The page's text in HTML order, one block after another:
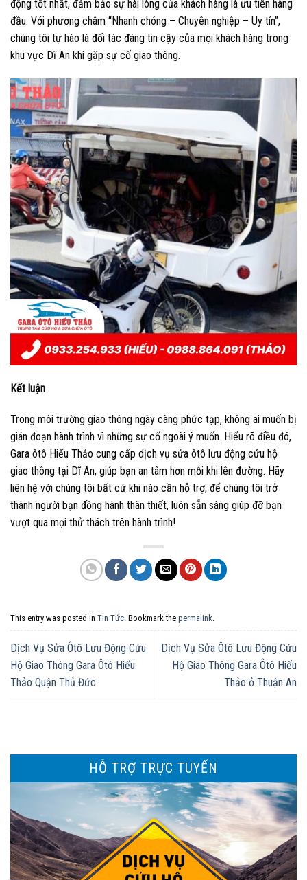
động tốt nhất, đảm bảo sự hài lòng của khách hàng là ưu tiên hàng
đầu. Với phương châm “Nhanh chóng – Chuyên nghiệp – Uy tín”,
chúng tôi tự hào là đối tác đáng tin cậy của mọi khách hàng trong
khu vực Dĩ An khi gặp sự cố giao thông.
Kết luận
Trong môi trường giao thông ngày càng phức tạp, không ai muốn bị
gián đoạn hành trình vì những sự cố ngoài ý muốn. Hiểu rõ điều đó,
Gara ôtô Hiếu Thảo cung cấp dịch vụ sửa ôtô lưu động cứu hộ
giao thông tại Dĩ An, giúp bạn an tâm hơn mỗi khi lên đường. Hãy
liên hệ với chúng tôi bất cứ khi nào cần hỗ trợ, để chúng tôi trở
thành người bạn đồng hành thân thiết, luôn sẵn sàng giúp đỡ bạn
vượt qua mọi thử thách trên hành trình!
This entry was posted in Tin Tức . Bookmark the permalink
Dịch Vụ Sửa Ôtô Lưu Động Cứu
Hộ Giao Thông Gara Ôtô Hiếu
Thảo Quận Thủ Đức
Dịch Vụ Sửa Ôtô Lưu Động Cứu
Hộ Giao Thông Gara Ôtô Hiếu
Thảo ở Thuận An
HỖ TRỢ TRỰC TUYẾN